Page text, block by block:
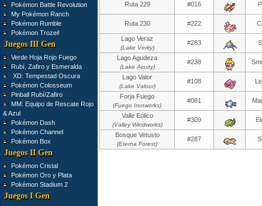
Pokémon Battle Revolution
My Pokémon Ranch
Pokémon Rumble
Pokémon Trozei!
Juegos III Gen
Verde Hoja Rojo Fuego
Rubí, Zafiro y Esmeralda
XD: Tempestad Oscura
Pokémon Colosseum
Pinball Rubí/Zafiro
MM: Equipo de Rescate Rojo
& Azul
Pokémon Dash
Pokémon Channel
Pokémon Box
Juegos II Gen
Pokémon Cristal
Pokémon Oro y Plata
Pokémon Stadium 2
Juegos I Gen
Ruta 229 #016
Ruta 230 #222
Lago Veraz
(Lake Verity)
#283
Lago Agudeza
(Lake Acuity)
#238
Lago Valor
(Lake Valour)
#108
Forja Fuego
(Fuego Ironworks)
#081
Valle Eólico
(Valley Windworks)
#309
Bosque Vetusto
(Eterna Forest)
#287